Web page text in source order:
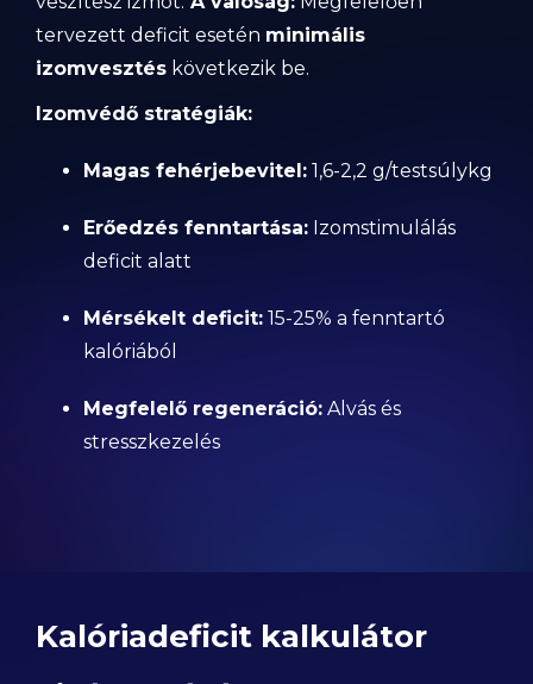
tervezett deficit esetén minimális
izomvesztés következik be.
Izomvédő stratégiák:
Magas fehérjebevitel: 1,6-2,2 g/testsúlykg
Erőedzés fenntartása: Izomstimulálás
deficit alatt
Mérsékelt deficit: 15-25% a fenntartó
kalóriából
Megfelelő regeneráció: Alvás és
stresszkezelés
Kalóriadeficit kalkulátor